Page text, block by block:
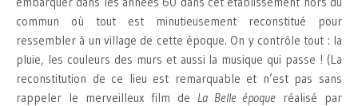
commun où tout est minutieusement reconstitué pour
ressembler à un village de cette époque. On y contrôle tout : la
pluie, les couleurs des murs et aussi la musique qui passe ! (La
reconstitution de ce lieu est remarquable et n’est pas sans
rappeler le merveilleux film de La Belle époque réalisé par